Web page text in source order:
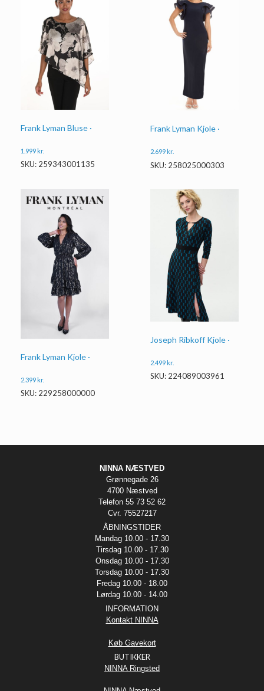
Frank Lyman Bluse ·
1.999kr.
SKU: 259343001135
Frank Lyman Kjole ·
2.699 kr.
SKU: 258025000303
Frank Lyman Kjole ·
2.399kr.
SKU: 229258000000
Joseph Ribkoff Kjole ·
2.499kr.
SKU: 224089003961
NINNA NÆSTVED
Grønnegade 26
4700 Næstved
Telefon 55 73 52 62
Cvr. 75527217
ÅBNINGSTIDER
Mandag 10.00 - 17.30
Tirsdag 10.00 - 17.30
Onsdag 10.00 - 17.30
Torsdag 10.00 - 17.30
Fredag 10.00 - 18.00
Lørdag 10.00 - 14.00
INFORMATION
Kontakt NINNA
Køb Gavekort
BUTIKKER
NINNA Ringsted